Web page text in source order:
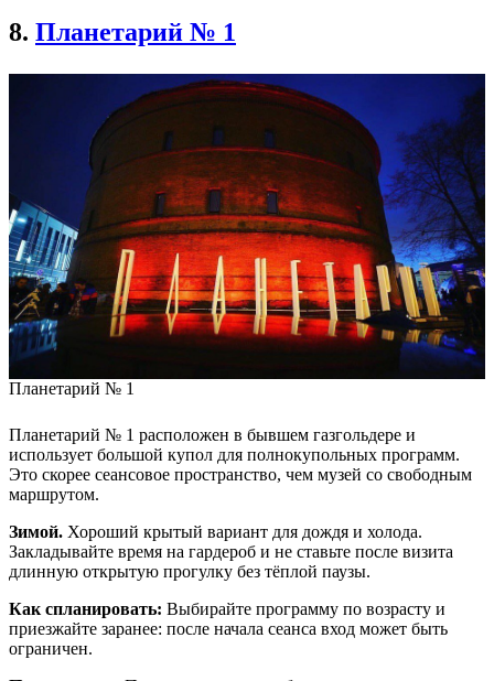
8. Планетарий № 1
Планетарий № 1
Планетарий № 1 расположен в бывшем газгольдере и
использует большой купол для полнокупольных программ.
Это скорее сеансовое пространство, чем музей со свободным
маршрутом.
Зимой. Хороший крытый вариант для дождя и холода.
Закладывайте время на гардероб и не ставьте после визита
длинную открытую прогулку без тёплой паузы.
Как спланировать: Выбирайте программу по возрасту и
приезжайте заранее: после начала сеанса вход может быть
ограничен.